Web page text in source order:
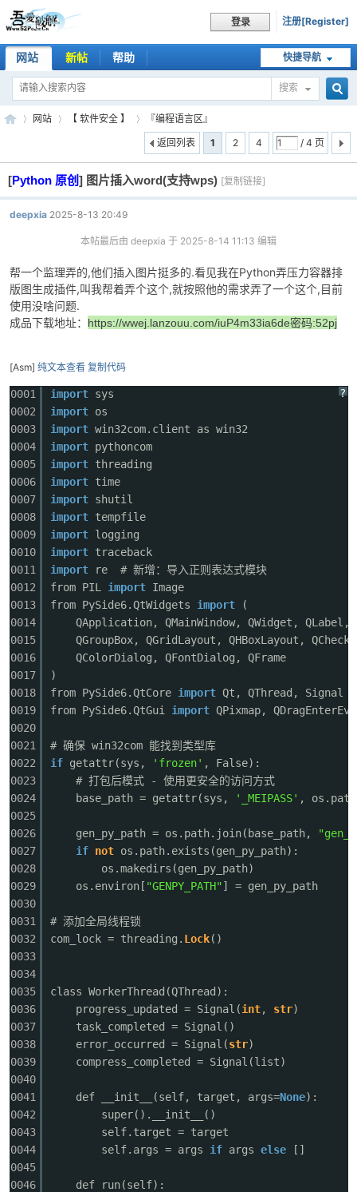
登录 注册[Register]
快捷导航
网站 新帖 帮助
搜索
吾
破
52
po
»
网站 【 软件安全 】
›
『编程语言区』
1
2 4 / 4 页
返回列表
[Python 原创] 图片插入word(支持wps) [复制链接]
deepxia 2025-8-13 20:49
本帖最后由 deepxia 于 2025-8-14 11:13 编辑
帮一个监理弄的,他们插入图片挺多的.看见我在Python弄压力容器排
版图生成插件,叫我帮着弄个这个,就按照他的需求弄了一个这个,目前
使用没啥问题.
成品下载地址： https://wwej.lanzouu.com/iuP4m33ia6de密码:52pj
[Asm] 纯文本查看 复制代码
?
0001
0002
0003
0004
0005
0006
0007
0008
0009
0010
0011
0012
0013
0014
0015
0016
0017
0018
0019
0020
0021
0022
0023
0024
0025
0026
0027
0028
0029
0030
0031
0032
0033
0034
0035
0036
0037
0038
0039
0040
0041
0042
0043
0044
0045
0046
import sys
import os
import win32com.client as win32
import pythoncom
import threading
import time
import shutil
import tempfile
import logging
import traceback
import
re # 新增：导入正则表达式模块
from PIL import Image
from PySide6.QtWidgets import
(
QApplication, QMainWindow, QWidget,
QGroupBox, QGridLayout, QHBoxLayout,
QColorDialog, QFontDialog, QFrame
)
from PySide6.QtCore import Qt, QThread, Signal
from PySide6.QtGui import QPixmap,
# 确保 win32com 能找到类型库
if getattr(sys, 'frozen' , False):
# 打包后模式 - 使用更安全的访问方式
base_path = getattr(sys,
'_MEIPASS' ,
gen_py_path = os.path.join(base_path,
if not os.path.exists(gen_py_path):
os.makedirs(gen_py_path)
os.environ[ "GENPY_PATH"] = gen_py_path
# 添加全局线程锁
com_lock = threading. Lock()
class WorkerThread(QThread):
progress_updated = Signal(int, str)
task_completed = Signal()
error_occurred = Signal(str)
compress_completed = Signal(list)
def __init__(self, target, args=None):
super().__init__()
self.target = target
self.args = args if args else []
def run(self):